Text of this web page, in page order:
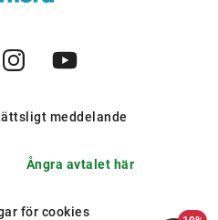
meddelande
Ångra avtalet här
för cookies